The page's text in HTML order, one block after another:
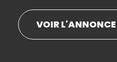
VOIR L'ANNONCE